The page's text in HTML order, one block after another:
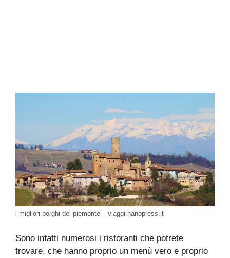
i migliori borghi del piemonte – viaggi.nanopress.it
Sono infatti numerosi i ristoranti che potrete
trovare, che hanno proprio un menù vero e proprio